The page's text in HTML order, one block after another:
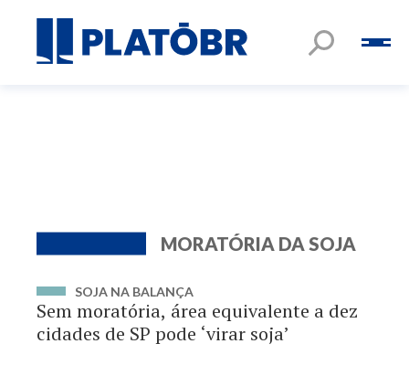
MORATÓRIA DA SOJA
SOJA NA BALANÇA
Sem moratória, área equivalente a dez
cidades de SP pode ‘virar soja’